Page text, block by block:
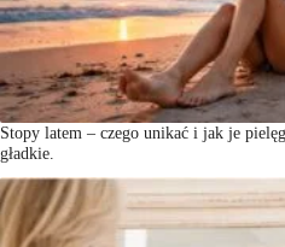
Stopy latem – czego unikać i jak je
gładkie.